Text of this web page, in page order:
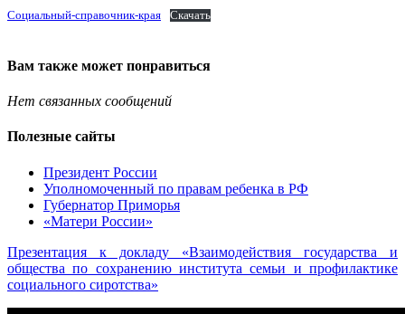
Социальный-справочник-края Скачать
Вам также может понравиться
Нет связанных сообщений
Полезные сайты
Президент России
Уполномоченный по правам ребенка в РФ
Губернатор Приморья
«Матери России»
Презентация к докладу «Взаимодействия государства и
общества по сохранению института семьи и профилактике
социального сиротства»